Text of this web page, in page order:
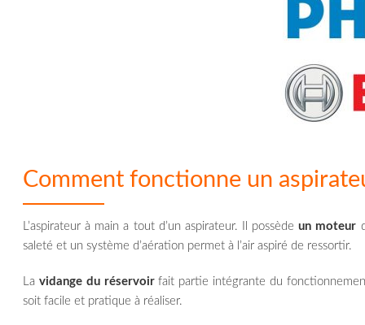
Comment fonctionne un
L’aspirateur à main a tout d’un aspirateur. Il possèdeun moteur
saleté et un système d’aération permet à l’air aspiré de ressortir.
La vidange du réservoirfait partie intégrante du
soit facile et pratique à réaliser.